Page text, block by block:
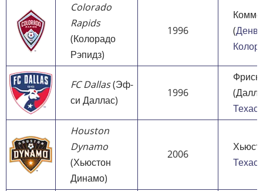
Colorado
Rapids
(Колорадо
Рэпидз)
1996
(
FC Dallas(Эф-
си Даллас)
1996
Техас
Houston
Dynamo
(Хьюстон
Динамо)
2006
Техас